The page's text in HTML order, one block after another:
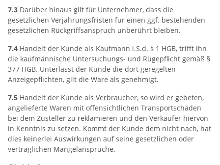
7.3 Darüber hinaus gilt für Unternehmer, dass die
gesetzlichen Verjährungsfristen für einen ggf. bestehenden
gesetzlichen Rückgriffsanspruch unberührt bleiben.
7.4 Handelt der Kunde als Kaufmann i.S.d. § 1 HGB, trifft ihn
die kaufmännische Untersuchungs- und Rügepflicht gemäß §
377 HGB. Unterlässt der Kunde die dort geregelten
Anzeigepflichten, gilt die Ware als genehmigt.
7.5 Handelt der Kunde als Verbraucher, so wird er gebeten,
angelieferte Waren mit offensichtlichen Transportschäden
bei dem Zusteller zu reklamieren und den Verkäufer hiervon
in Kenntnis zu setzen. Kommt der Kunde dem nicht nach, hat
dies keinerlei Auswirkungen auf seine gesetzlichen oder
vertraglichen Mängelansprüche.